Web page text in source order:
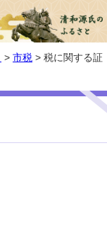
> 市税 > 税に関する証